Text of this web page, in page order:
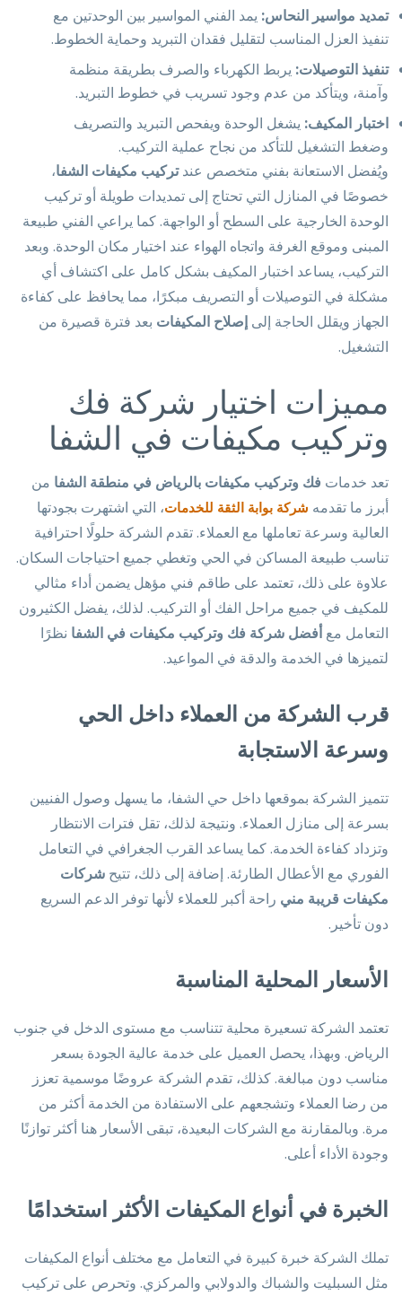
تمديد مواسير النحاس: يمد الفني المواسير بين الوحدتين مع
تنفيذ العزل المناسب لتقليل فقدان التبريد وحماية الخطوط.
تنفيذ التوصيلات: يربط الكهرباء والصرف بطريقة منظمة
وآمنة، ويتأكد من عدم وجود تسريب في خطوط التبريد.
اختبار المكيف: يشغل الوحدة ويفحص التبريد والتصريف
وضغط التشغيل للتأكد من نجاح عملية التركيب.
ويُفضل الاستعانة بفني متخصص عندتركيب مكيفات الشفا،
خصوصًا في المنازل التي تحتاج إلى تمديدات طويلة أو تركيب
الوحدة الخارجية على السطح أو الواجهة. كما يراعي الفني طبيعة
المبنى وموقع الغرفة واتجاه الهواء عند اختيار مكان الوحدة. وبعد
التركيب، يساعد اختبار المكيف بشكل كامل على اكتشاف أي
مشكلة في التوصيلات أو التصريف مبكرًا، مما يحافظ على كفاءة
الجهاز ويقلل الحاجة إلى إصلاح المكيفات بعد فترة قصيرة من
التشغيل.
مميزات اختيار شركة فك
وتركيب مكيفات في الشفا
تعد خدمات فك وتركيب مكيفات بالرياض في منطقة الشفا من
أبرز ما تقدمه شركة بوابة الثقة للخدمات، التي اشتهرت بجودتها
العالية وسرعة تعاملها مع العملاء. تقدم الشركة حلولًا احترافية
تناسب طبيعة المساكن في الحي وتغطي جميع احتياجات السكان.
علاوة على ذلك، تعتمد على طاقم فني مؤهل يضمن أداء مثالي
للمكيف في جميع مراحل الفك أو التركيب. لذلك، يفضل الكثيرون
التعامل معأفضل شركة فك وتركيب مكيفات في الشفا نظرًا
لتميزها في الخدمة والدقة في المواعيد.
قرب الشركة من العملاء داخل الحي
وسرعة الاستجابة
تتميز الشركة بموقعها داخل حي الشفا، ما يسهل وصول الفنيين
بسرعة إلى منازل العملاء. ونتيجة لذلك، تقل فترات الانتظار
وتزداد كفاءة الخدمة. كما يساعد القرب الجغرافي في التعامل
الفوري مع الأعطال الطارئة. إضافة إلى ذلك، تتيح شركات
مكيفات قريبة مني راحة أكبر للعملاء لأنها توفر الدعم السريع
دون تأخير.
الأسعار المحلية المناسبة
تعتمد الشركة تسعيرة محلية تتناسب مع مستوى الدخل في جنوب
الرياض. وبهذا، يحصل العميل على خدمة عالية الجودة بسعر
مناسب دون مبالغة. كذلك، تقدم الشركة عروضًا موسمية تعزز
من رضا العملاء وتشجعهم على الاستفادة من الخدمة أكثر من
مرة. وبالمقارنة مع الشركات البعيدة، تبقى الأسعار هنا أكثر توازنًا
وجودة الأداء أعلى.
الخبرة في أنواع المكيفات الأكثر استخدامًا
تملك الشركة خبرة كبيرة في التعامل مع مختلف أنواع المكيفات
مثل السبليت والشباك والدولابي والمركزي. وتحرص على تركيب